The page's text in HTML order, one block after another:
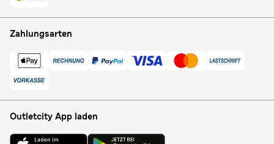
Zahlungsarten
Outletcity App laden